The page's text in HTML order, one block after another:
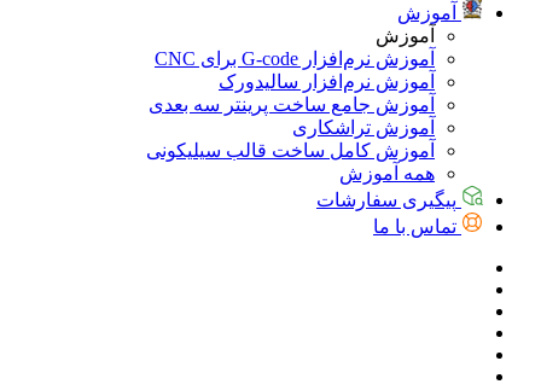
آموزش
آموزش
آموزش نرم‌افزار G-code برای CNC
آموزش نرم‌افزار سالیدورک
آموزش جامع ساخت پرینتر سه بعدی
آموزش تراشکاری
آموزش کامل ساخت قالب سیلیکونی
همه آموزش
پیگیری سفارشات
تماس با ما